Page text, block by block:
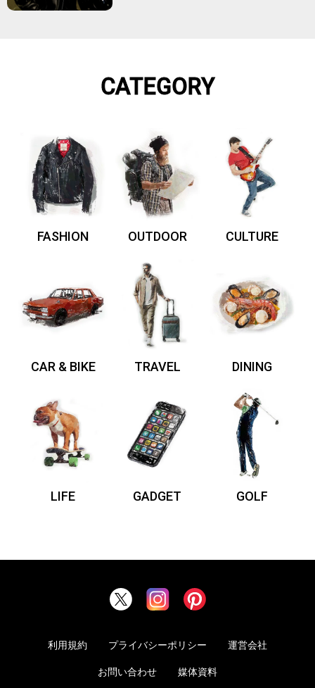
CATEGORY
FASHION OUTDOOR CULTURE
CAR & BIKE TRAVEL DINING
LIFE GADGET GOLF
利用規約 プライバシーポリシー 運営会社
お問い合わせ 媒体資料